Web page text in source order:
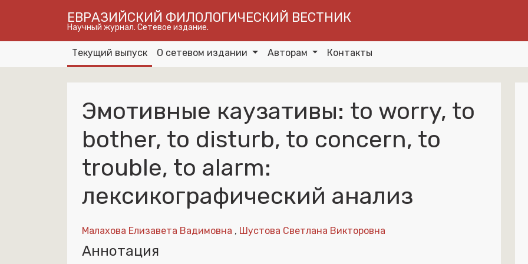
ЕВРАЗИЙСКИЙ ФИЛОЛОГИЧЕСКИЙ ВЕСТНИК
Научный журнал. Сетевое издание.
Текущий выпуск О сетевом издании Авторам Контакты
Эмотивные каузативы: to worry, to
bother, to disturb, to concern, to
trouble, to alarm:
лексикографический анализ
Малахова Елизавета Вадимовна , Шустова Светлана Викторовна
Аннотация